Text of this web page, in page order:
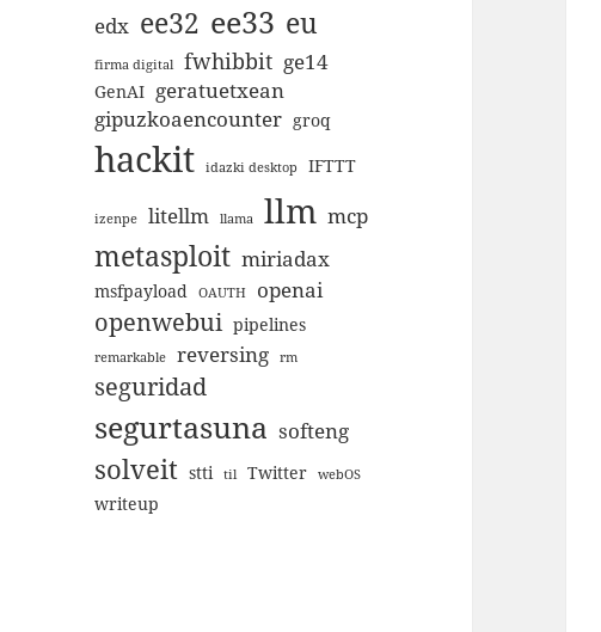
edx ee32 ee33 eu
firma digital fwhibbit ge14
GenAI geratuetxean
gipuzkoaencounter groq
hackit idazki desktop IFTTT
izenpe litellm llama llm mcp
metasploit miriadax
msfpayload OAUTH openai
openwebui pipelines
remarkable reversing rm
seguridad
segurtasuna softeng
solveit stti til Twitter webOS
writeup